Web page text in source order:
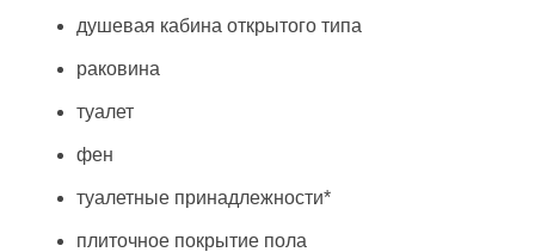
душевая кабина открытого типа
раковина
туалет
фен
туалетные принадлежности*
плиточное покрытие пола